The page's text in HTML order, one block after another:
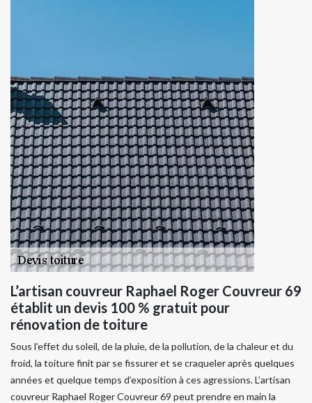
L’artisan couvreur Raphael Roger Couvreur 69
établit un devis 100 % gratuit pour
rénovation de toiture
Sous l’effet du soleil, de la pluie, de la pollution, de la chaleur et du
froid, la toiture finit par se fissurer et se craqueler après quelques
années et quelque temps d’exposition à ces agressions. L’artisan
couvreur Raphael Roger Couvreur 69 peut prendre en main la